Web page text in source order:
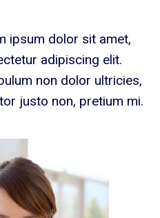
ipsum dolor sit amet,
adipiscing elit.
non dolor ultricies,
justo non, pretium mi.